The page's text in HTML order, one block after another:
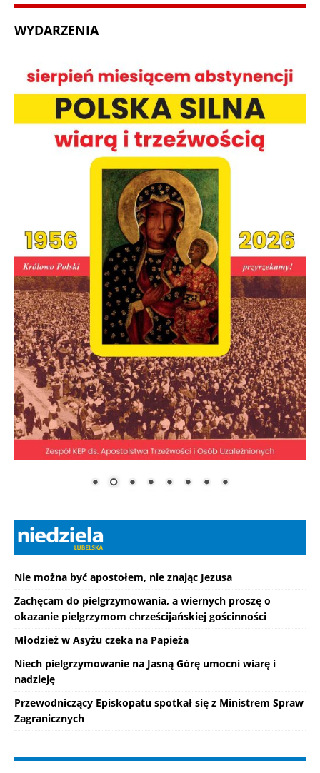
WYDARZENIA
Nie można być apostołem, nie znając Jezusa
Zachęcam do pielgrzymowania, a wiernych proszę o
okazanie pielgrzymom chrześcijańskiej gościnności
Młodzież w Asyżu czeka na Papieża
Niech pielgrzymowanie na Jasną Górę umocni wiarę i
nadzieję
Przewodniczący Episkopatu spotkał się z Ministrem Spraw
Zagranicznych